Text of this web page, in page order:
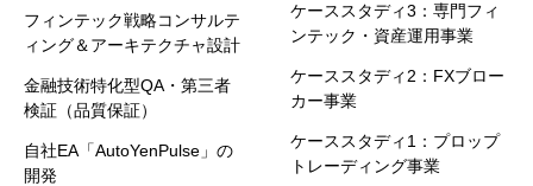
フィンテック戦略コンサルテ
ィング＆アーキテクチャ設計
金融技術特化型QA・第三者
検証（品質保証）
自社EA「AutoYenPulse」の
開発
ケーススタディ3：専門フィ
ンテック・資産運用事業
ケーススタディ2：FXブロー
カー事業
ケーススタディ1：プロップ
トレーディング事業